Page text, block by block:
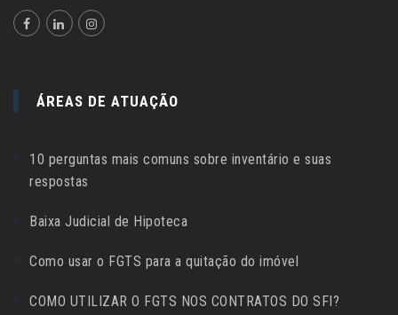
ÁREAS DE ATUAÇÃO
10 perguntas mais comuns sobre inventário e suas
respostas
Baixa Judicial de Hipoteca
Como usar o FGTS para a quitação do imóvel
COMO UTILIZAR O FGTS NOS CONTRATOS DO SFI?